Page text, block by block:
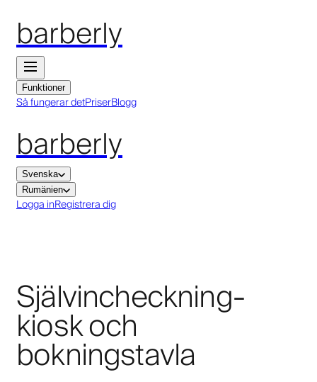
barberly
Funktioner
Så fungerar detPriserBlogg
barberly
Svenska
Rumänien
Logga inRegistrera dig
Självincheckning-
kiosk och
bokningstavla